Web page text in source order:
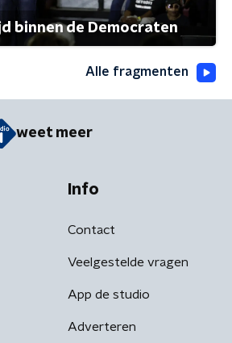
binnen de Democraten
Alle fragmenten
weet meer
Info
Contact
Veelgestelde vragen
App de studio
Adverteren